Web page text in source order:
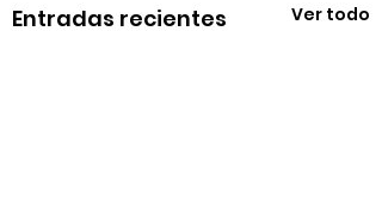
Entradas recientes Ver todo